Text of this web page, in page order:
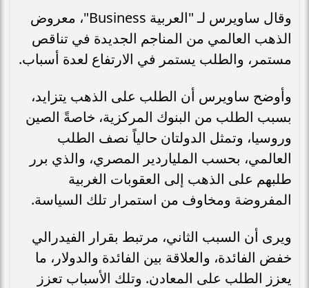
وقال ساويرس لـ "العربية Business"، معروض
الذهب العالمي من المناجم الجديدة في تناقص
مستمر، والطلب يستمر في الارتفاع لعدة أسباب.
وأوضح ساويرس أن الطلب على الذهب يتزايد،
بسبب الطلب من البنوك المركزية، خاصةً الصين
وروسيا، وتمثل الدولتان حالياً نصف الطلب
العالمي، بحسب الملياردير المصري، والذي برر
طلبهم على الذهب إلى العقوبات الغربية
المفروضة ومخاوف من استمرار تلك السياسة.
ويرى أن السبب الثاني، مرتبط بقرار الفيدرالي
خفض الفائدة، والعلاقة بين الفائدة والدولار، ما
يعزز الطلب على المعادن. وتلك الأسباب تعزز